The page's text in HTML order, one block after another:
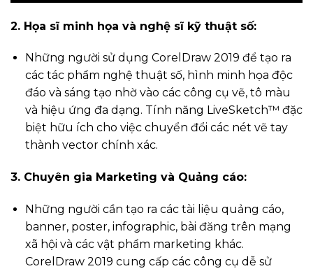
2. Họa sĩ minh họa và nghệ sĩ kỹ thuật số:
Những người sử dụng CorelDraw 2019 để tạo ra
các tác phẩm nghệ thuật số, hình minh họa độc
đáo và sáng tạo nhờ vào các công cụ vẽ, tô màu
và hiệu ứng đa dạng. Tính năng LiveSketch™ đặc
biệt hữu ích cho việc chuyển đổi các nét vẽ tay
thành vector chính xác.
3. Chuyên gia Marketing và Quảng cáo:
Những người cần tạo ra các tài liệu quảng cáo,
banner, poster, infographic, bài đăng trên mạng
xã hội và các vật phẩm marketing khác.
CorelDraw 2019 cung cấp các công cụ dễ sử